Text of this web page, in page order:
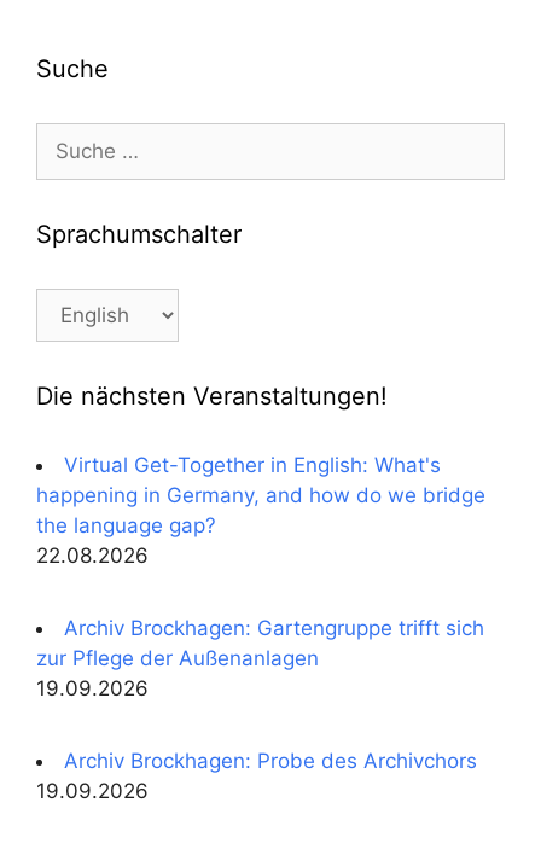
Suche
nach:
Sprachumschalter
Sprachumschalter
Die nächsten Veranstaltungen!
Virtual Get-Together in English: What's
happening in Germany, and how do we bridge
the language gap?
22.08.2026
Archiv Brockhagen: Gartengruppe trifft sich
zur Pflege der Außenanlagen
19.09.2026
Archiv Brockhagen: Probe des Archivchors
19.09.2026